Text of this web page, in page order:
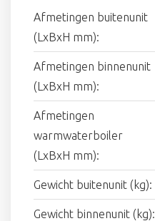
Afmetingen buitenunit
(LxBxH mm):
Afmetingen binnenunit
(LxBxH mm):
Afmetingen
warmwaterboiler
(LxBxH mm):
Gewicht buitenunit (kg):
Gewicht binnenunit (kg):